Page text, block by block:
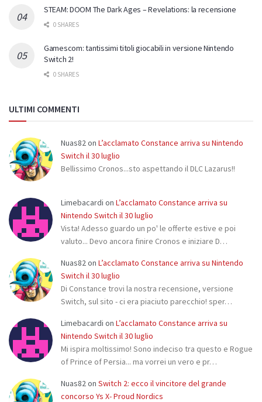
STEAM: DOOM The Dark Ages – Revelations: la recensione
0 SHARES
Gamescom: tantissimi titoli giocabili in versione Nintendo
Switch 2!
0 SHARES
ULTIMI COMMENTI
Nuas82 on L’acclamato Constance arriva su Nintendo
Switch il 30 luglio
Bellissimo Cronos...sto aspettando il DLC Lazarus!!
Limebacardi on L’acclamato Constance arriva su
Nintendo Switch il 30 luglio
Vista! Adesso guardo un po' le offerte estive e poi
valuto... Devo ancora finire Cronos e iniziare D…
Nuas82on L’acclamato Constance arriva su Nintendo
Switch il 30 luglio
Di Constance trovi la nostra recensione, versione
Switch, sul sito - ci era piaciuto parecchio! sper…
Limebacardi on L’acclamato Constance arriva su
Nintendo Switch il 30 luglio
Mi ispira moltissimo! Sono indeciso tra questo e Rogue
of Prince of Persia... ma vorrei un vero e pr…
Nuas82on Switch 2: ecco il vincitore del grande
concorso Ys X- Proud Nordics